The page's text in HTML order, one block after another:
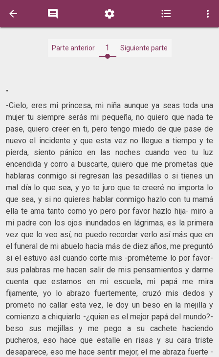
    
Parte anterior 1 Siguiente parte
.
-Cielo, eres mi princesa, mi niña aunque ya seas toda una
mujer tu siempre serás mi pequeña, no quiero que nada te
pase, quiero creer en ti, pero tengo miedo de que pase de
nuevo el incidente y que esta vez no llegue a tiempo y te
pierda, siento pánico en las noches cuando veo tu luz
encendida y corro a buscarte, quiero que me prometas que
hablaras conmigo si regresan las pesadillas o si tienes un
mal día lo que sea, y yo te juro que te creeré no importa lo
que sea, y si no quieres hablar conmigo hazlo con tu mamá
ella te ama tanto como yo pero por favor hazlo hija- miro a
mi padre con los ojos inundados en lágrimas, es la primera
vez que lo veo así, no puedo recordar verlo así más que en
el funeral de mi abuelo hacia más de diez años, me preguntó
si el estuvo así cuando corte mis -prométeme lo por favor-
sus palabras me hacen salir de mis pensamientos y darme
cuenta que estamos en mi escuela, mi papá me mira
fijamente, yo lo abrazo fuertemente, cruzó mis dedos y
prometo no callar esta vez, le doy un beso en la mejilla y
comienzo a chiquiarlo -¿quien es el mejor papá del mundo?-
beso sus mejillas y me pego a su cachete haciendo
pucheros, eso hace que estalle en risas y su cara triste
desaparece, eso me hace sentir mejor, el me abraza fuerte -